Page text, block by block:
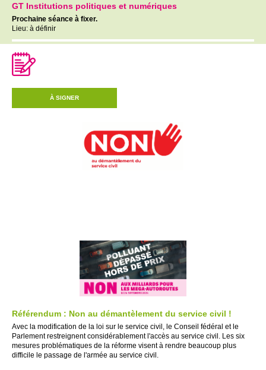
GT Institutions politiques et numériques
Prochaine séance à fixer.
Lieu: à définir
À SIGNER
Référendum : Non au démantèlement du service civil !
Avec la modification de la loi sur le service civil, le Conseil fédéral et le
Parlement restreignent considérablement l'accès au service civil. Les six
mesures problématiques de la réforme visent à rendre beaucoup plus
difficile le passage de l'armée au service civil.